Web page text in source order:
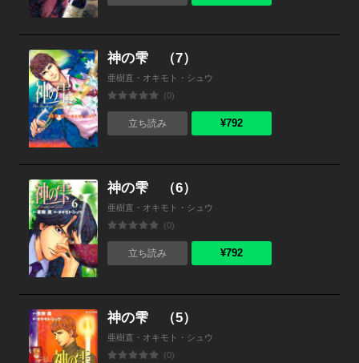
神の雫 （7）
亜樹直・オキモト・シュウ
(0)
立ち読み ¥792
神の雫 （6）
亜樹直・オキモト・シュウ
(0)
立ち読み ¥792
神の雫 （5）
亜樹直・オキモト・シュウ
(0)